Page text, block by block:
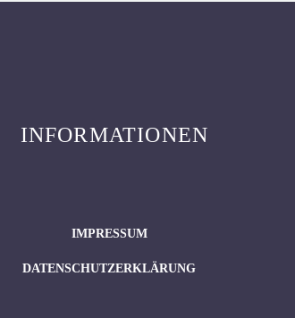
INFORMATIONEN
IMPRESSUM
DATENSCHUTZERKLÄRUNG